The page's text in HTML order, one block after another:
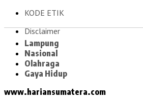
KODE ETIK
Disclaimer
Lampung
Nasional
Olahraga
Gaya Hidup
www.hariansumatera.com